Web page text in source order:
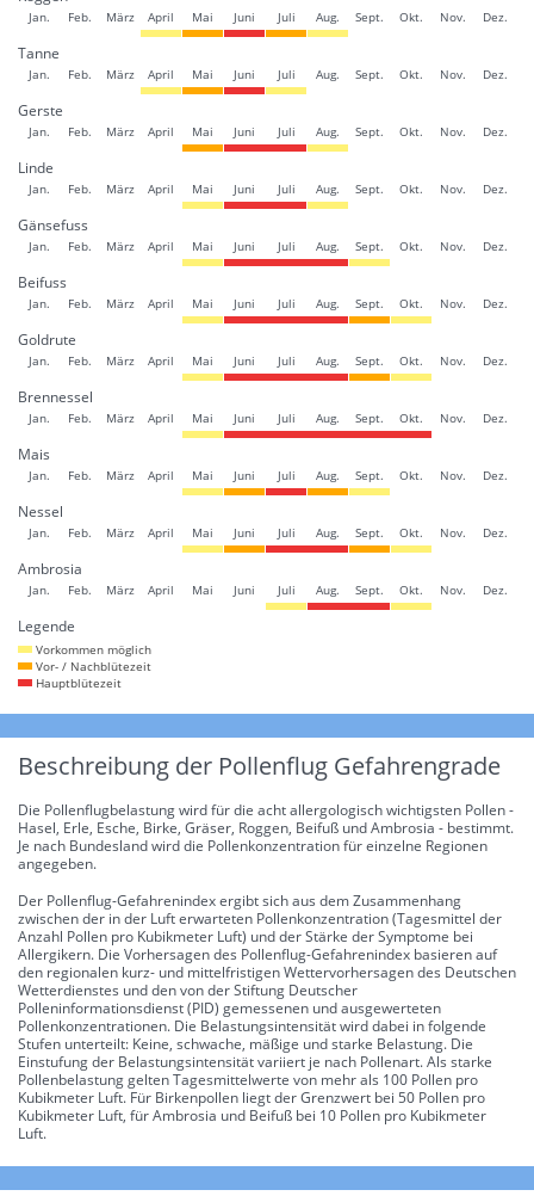
Jan. Feb. März April Mai Juni Juli Aug. Sept. Okt. Nov. Dez.
Tanne
Jan. Feb. März April Mai Juni Juli Aug. Sept. Okt. Nov. Dez.
Gerste
Jan. Feb. März April Mai Juni Juli Aug. Sept. Okt. Nov. Dez.
Linde
Jan. Feb. März April Mai Juni Juli Aug. Sept. Okt. Nov. Dez.
Gänsefuss
Jan. Feb. März April Mai Juni Juli Aug. Sept. Okt. Nov. Dez.
Beifuss
Jan. Feb. März April Mai Juni Juli Aug. Sept. Okt. Nov. Dez.
Goldrute
Jan. Feb. März April Mai Juni Juli Aug. Sept. Okt. Nov. Dez.
Brennessel
Jan. Feb. März April Mai Juni Juli Aug. Sept. Okt. Nov. Dez.
Mais
Jan. Feb. März April Mai Juni Juli Aug. Sept. Okt. Nov. Dez.
Nessel
Jan. Feb. März April Mai Juni Juli Aug. Sept. Okt. Nov. Dez.
Ambrosia
Jan. Feb. März April Mai Juni Juli Aug. Sept. Okt. Nov. Dez.
Legende
Vorkommen möglich
Vor- / Nachblütezeit
Hauptblütezeit
Beschreibung der Pollenflug Gefahrengrade
Die Pollenflugbelastung wird für die acht allergologisch wichtigsten Pollen -
Hasel, Erle, Esche, Birke, Gräser, Roggen, Beifuß und Ambrosia - bestimmt.
Je nach Bundesland wird die Pollenkonzentration für einzelne Regionen
angegeben.
Der Pollenflug-Gefahrenindex ergibt sich aus dem Zusammenhang
zwischen der in der Luft erwarteten Pollenkonzentration (Tagesmittel der
Anzahl Pollen pro Kubikmeter Luft) und der Stärke der Symptome bei
Allergikern. Die Vorhersagen des Pollenflug-Gefahrenindex basieren auf
den regionalen kurz- und mittelfristigen Wettervorhersagen des Deutschen
Wetterdienstes und den von der Stiftung Deutscher
Polleninformationsdienst (PID) gemessenen und ausgewerteten
Pollenkonzentrationen. Die Belastungsintensität wird dabei in folgende
Stufen unterteilt: Keine, schwache, mäßige und starke Belastung. Die
Einstufung der Belastungsintensität variiert je nach Pollenart. Als starke
Pollenbelastung gelten Tagesmittelwerte von mehr als 100 Pollen pro
Kubikmeter Luft. Für Birkenpollen liegt der Grenzwert bei 50 Pollen pro
Kubikmeter Luft, für Ambrosia und Beifuß bei 10 Pollen pro Kubikmeter
Luft.